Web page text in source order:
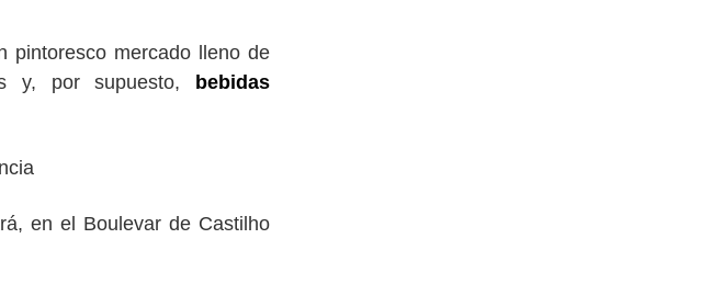
pintoresco mercado lleno de
y, por supuesto,
bebidas
en el Boulevar de Castilho